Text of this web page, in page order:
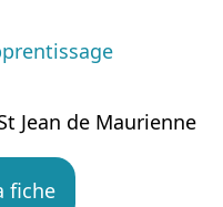
Jean de Maurienne
fiche